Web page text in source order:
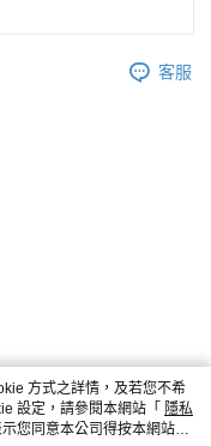
客服
方式之詳情，及若您不希
設定，請參閱本網站「 隱私
您同意本公司得按本網站使